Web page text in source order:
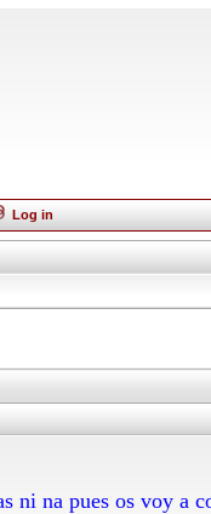
Log in
ni na pues os voy a